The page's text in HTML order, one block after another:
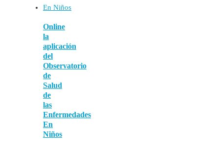
Online
la
aplicación
del
Observatorio
de
Salud
de
las
Enfermedades
En
Niños